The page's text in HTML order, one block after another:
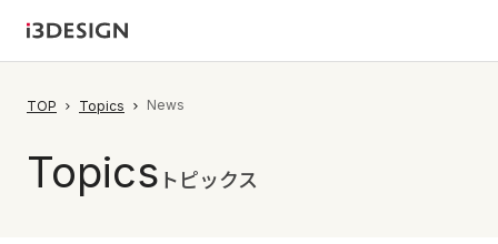
TOP Topics News
Topics トピックス